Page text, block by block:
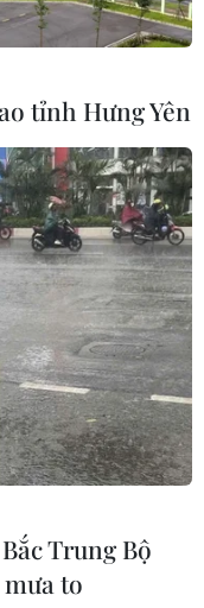
quân đội Mỹ đang
Nga theo Hiệp
sát của các
tỉnh Hưng Yên
Trung Bộ
to